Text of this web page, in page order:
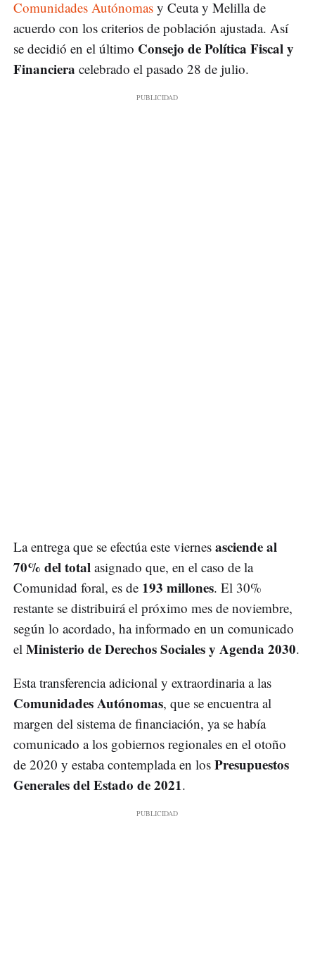
Comunidades Autónomas y Ceuta y Melilla de
acuerdo con los criterios de población ajustada. Así
se decidió en el último Consejo de Política Fiscal y
Financiera celebrado el pasado 28 de julio.
La entrega que se efectúa este viernes asciende al
70% del total asignado que, en el caso de la
Comunidad foral, es de 193 millones. El 30%
restante se distribuirá el próximo mes de noviembre,
según lo acordado, ha informado en un comunicado
el Ministerio de Derechos Sociales y Agenda 2030.
Esta transferencia adicional y extraordinaria a las
Comunidades Autónomas, que se encuentra al
margen del sistema de financiación, ya se había
comunicado a los gobiernos regionales en el otoño
de 2020 y estaba contemplada en los Presupuestos
Generales del Estado de 2021.